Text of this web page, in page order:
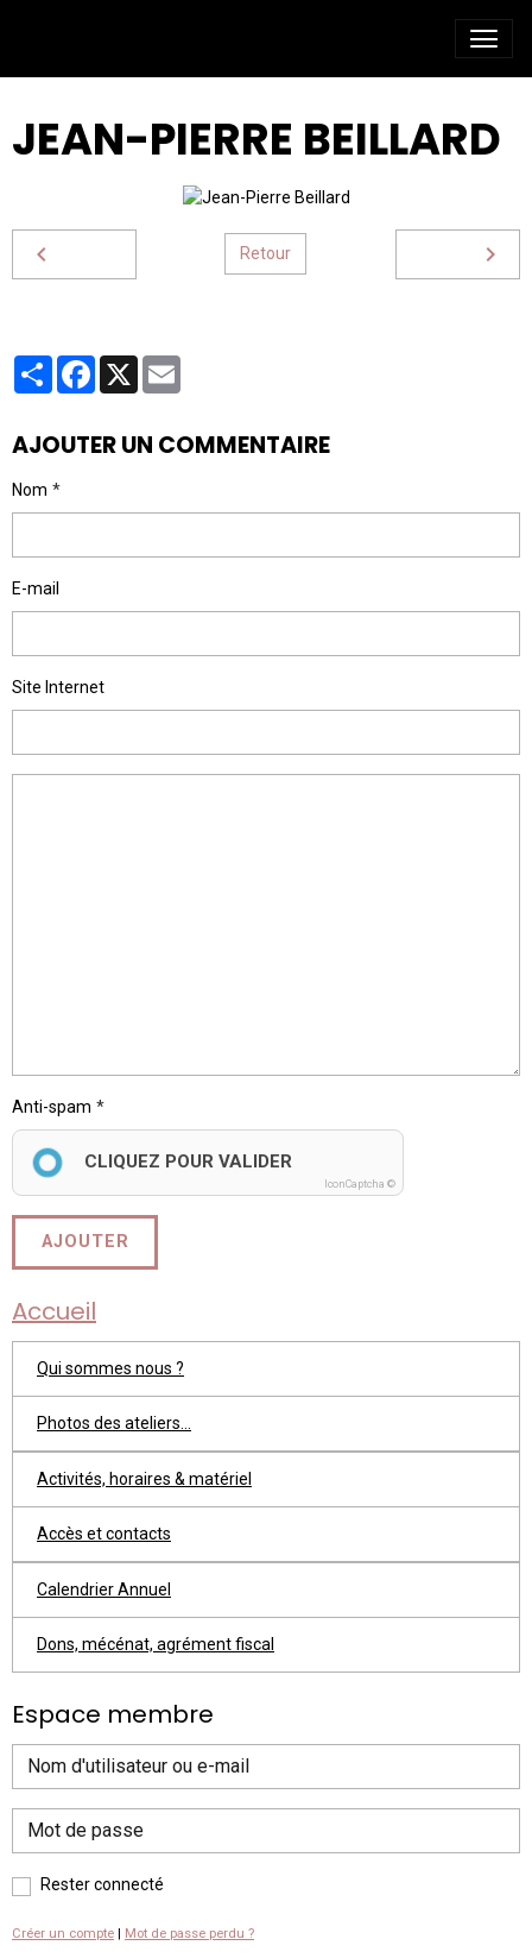
JEAN-PIERRE BEILLARD
Retour
PartagerFacebook
X
AJOUTER UN COMMENTAIRE
Nom
E-mail
Site Internet
Anti-spam
CLIQUEZ POUR VALIDER
IconCaptcha ©
AJOUTER
Accueil
Qui sommes nous ?
Photos des ateliers...
Activités, horaires & matériel
Accès et contacts
Calendrier Annuel
Dons, mécénat, agrément fiscal
Espace membre
Rester connecté
Créer un compte Mot de passe perdu ?